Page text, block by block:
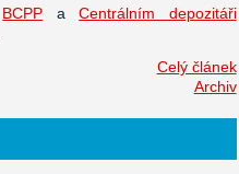
BCPP aCentrálním depozitáři
Celý článek
Archiv